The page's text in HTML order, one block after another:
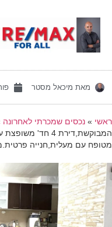
מאתמיכאל מסטר
»נכסים שמכרתי לאחרונה
עם מעלית,חנייה פרטית.מיקום